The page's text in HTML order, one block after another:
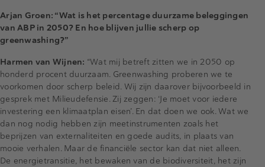
Arjan Groen: “Wat is het percentage duurzame beleggingen
van ABP in 2050? En hoe blijven jullie scherp op
greenwashing?”
Harmen van Wijnen: “Wat mij betreft zitten we in 2050 op
honderd procent duurzaam. Greenwashing proberen we te
voorkomen door scherp beleid. Wij zijn daarover bijvoorbeeld in
gesprek met Milieudefensie. Zij zeggen: ‘Je moet voor iedere
investering een klimaatplan eisen’. En dat doen we ook. Wat we
dan nog nodig hebben zijn meetinstrumenten zoals het
beprijzen van externaliteiten en goede audits, in plaats van
mooie verhalen. Maar de financiële sector kan dat niet alleen.
De energietransitie, het bewaken van de biodiversiteit, het zijn